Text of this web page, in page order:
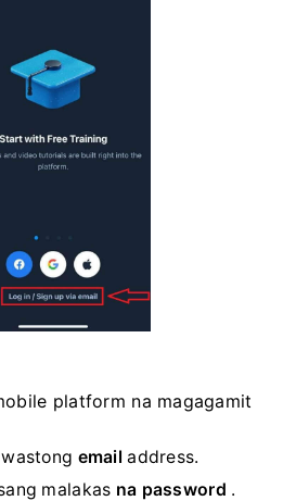
platform na magagamit
email address.
malakas na password .